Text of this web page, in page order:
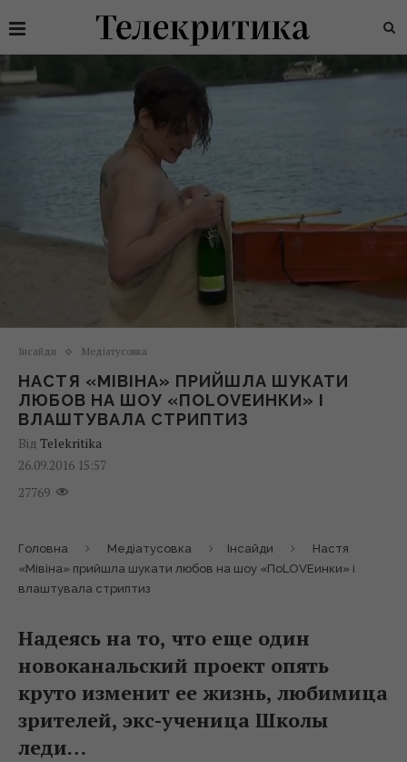
Інсайди Медіатусовка
НАСТЯ «МІВІНА» ПРИЙШЛА ШУКАТИ
ЛЮБОВ НА ШОУ «ПОLOVEИНКИ» І
ВЛАШТУВАЛА СТРИПТИЗ
Від Telekritika
26.09.2016 15:57
27769
Головна Медіатусовка Інсайди
Настя
«Мівіна» прийшла шукати любов на шоу «ПоLOVEинки» і
влаштувала стриптиз
Надеясь на то, что еще один
новоканальский проект опять
круто изменит ее жизнь, любимица
зрителей, экс-ученица Школы
леди…